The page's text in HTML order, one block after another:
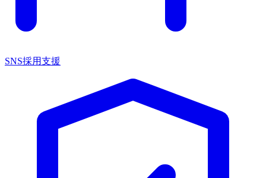
SNS採用支援